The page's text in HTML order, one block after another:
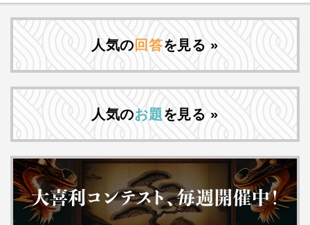
人気の 回答を見る »
人気のお題を見る »